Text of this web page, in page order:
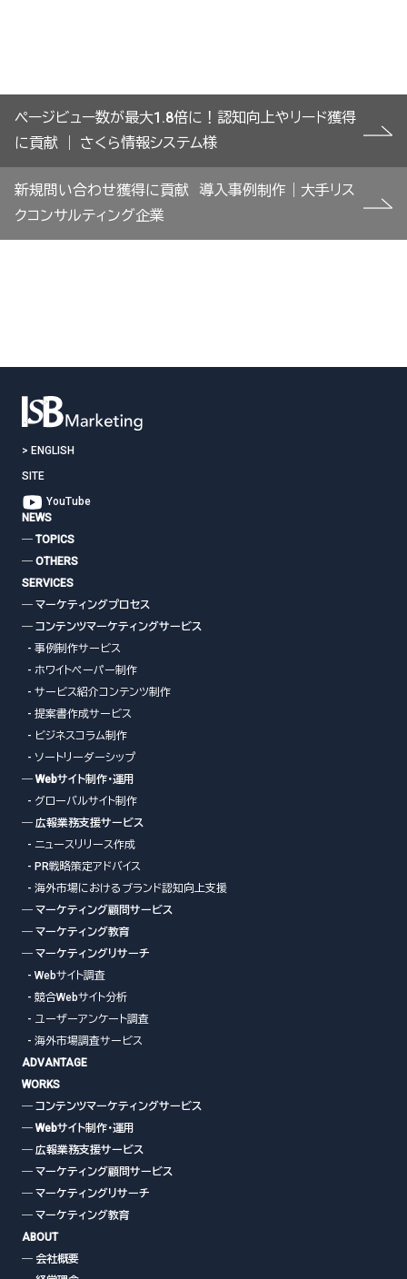
ページビュー数が最大1.8倍に！認知向上やリード獲得
に貢献 ｜ さくら情報システム様
新規問い合わせ獲得に貢献 導入事例制作｜大手リス
クコンサルティング企業
> ENGLISH
SITE
YouTube
NEWS
― TOPICS
― OTHERS
SERVICES
― マーケティングプロセス
― コンテンツマーケティングサービス
- 事例制作サービス
- ホワイトペーパー制作
- サービス紹介コンテンツ制作
- 提案書作成サービス
- ビジネスコラム制作
- ソートリーダーシップ
― Webサイト制作・運用
- グローバルサイト制作
― 広報業務支援サービス
- ニュースリリース作成
- PR戦略策定アドバイス
- 海外市場におけるブランド認知向上支援
― マーケティング顧問サービス
― マーケティング教育
― マーケティングリサーチ
- Webサイト調査
- 競合Webサイト分析
- ユーザーアンケート調査
- 海外市場調査サービス
ADVANTAGE
WORKS
― コンテンツマーケティングサービス
― Webサイト制作・運用
― 広報業務支援サービス
― マーケティング顧問サービス
― マーケティングリサーチ
― マーケティング教育
ABOUT
― 会社概要